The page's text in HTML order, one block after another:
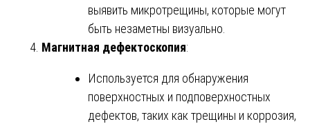
выявить микротрещины, которые могут
быть незаметны визуально.
Магнитная дефектоскопия:
Используется для обнаружения
поверхностных и подповерхностных
дефектов, таких как трещины и коррозия,